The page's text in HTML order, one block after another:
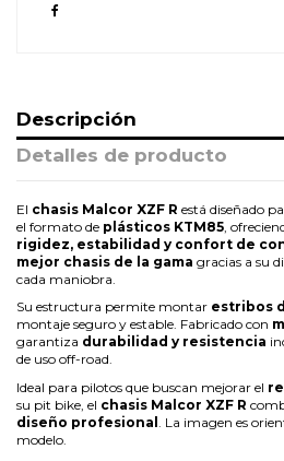
Descripción
Detalles de producto
El chasis Malcor XZF R está diseñado
el formato de plásticos KTM85 ,
rigidez, estabilidad y confort de
mejor chasis de la gama gracias a su
cada maniobra.
Su estructura permite montar estribos
montaje seguro y estable. Fabricado con
garantiza durabilidad y resistencia
de uso off-road.
Ideal para pilotos que buscan mejorar el
su pit bike, el chasis Malcor XZF R
diseño profesional
. La imagen es
modelo.